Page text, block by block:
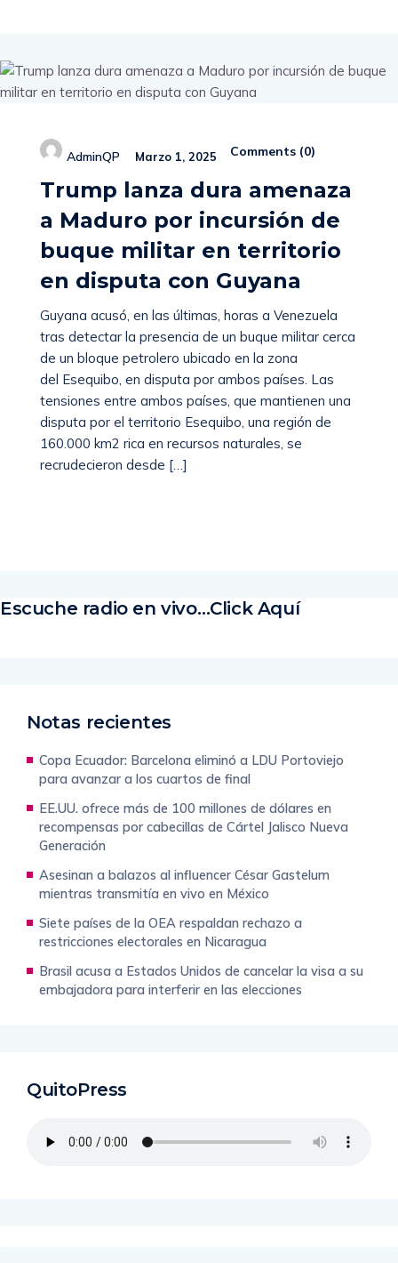
AdminQP Marzo 1, 2025 Comments (0)
Trump lanza dura amenaza
a Maduro por incursión de
buque militar en territorio
en disputa con Guyana
Guyana acusó, en las últimas, horas a Venezuela
tras detectar la presencia de un buque militar cerca
de un bloque petrolero ubicado en la zona
del Esequibo, en disputa por ambos países. Las
tensiones entre ambos países, que mantienen una
disputa por el territorio Esequibo, una región de
160.000 km2 rica en recursos naturales, se
recrudecieron desde […]
Escuche radio en vivo…Click Aquí
Notas recientes
Copa Ecuador: Barcelona eliminó a LDU Portoviejo
para avanzar a los cuartos de final
EE.UU. ofrece más de 100 millones de dólares en
recompensas por cabecillas de Cártel Jalisco Nueva
Generación
Asesinan a balazos al influencer César Gastelum
mientras transmitía en vivo en México
Siete países de la OEA respaldan rechazo a
restricciones electorales en Nicaragua
Brasil acusa a Estados Unidos de cancelar la visa a su
embajadora para interferir en las elecciones
QuitoPress